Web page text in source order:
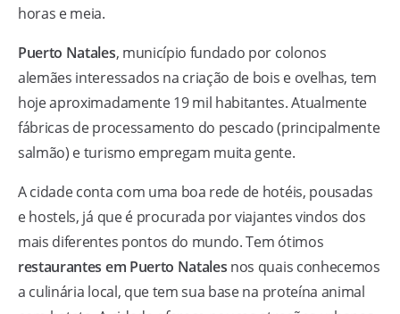
horas e meia.
Puerto Natales, município fundado por colonos
alemães interessados na criação de bois e ovelhas, tem
hoje aproximadamente 19 mil habitantes. Atualmente
fábricas de processamento do pescado (principalmente
salmão) e turismo empregam muita gente.
A cidade conta com uma boa rede de hotéis, pousadas
e hostels, já que é procurada por viajantes vindos dos
mais diferentes pontos do mundo. Tem ótimos
restaurantes em Puerto Natales nos quais conhecemos
a culinária local, que tem sua base na proteína animal